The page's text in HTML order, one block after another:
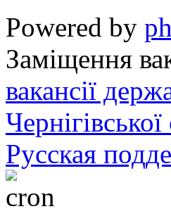
Powered by
Заміщення
вакансії
Чернігівської
Русская